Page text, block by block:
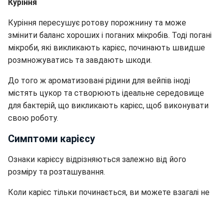
Куріння
Куріння пересушує ротову порожнину та може
змінити баланс хороших і поганих мікробів. Тоді погані
мікроби, які викликають карієс, починають швидше
розмножуватись та завдають шкоди.
До того ж ароматизовані рідини для вейпів іноді
містять цукор та створюють ідеальне середовище
для бактерій, що викликають карієс, щоб виконувати
свою роботу.
Симптоми карієсу
Ознаки карієсу відрізняються залежно від його
розміру та розташування.
Коли карієс тільки починається, ви можете взагалі не